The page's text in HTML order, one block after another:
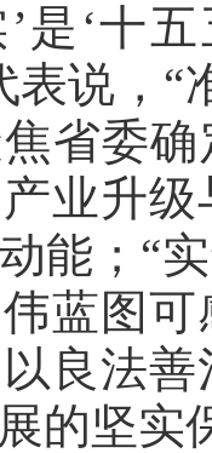
’是‘
表说，
省委
业升
能；“
蓝图
良法
的坚实